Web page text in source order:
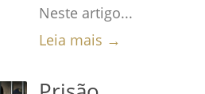
Neste artigo...
Leia mais →